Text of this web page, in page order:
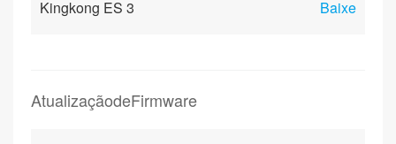
Kingkong ES 3 Baixe
AtualizaçãodeFirmware